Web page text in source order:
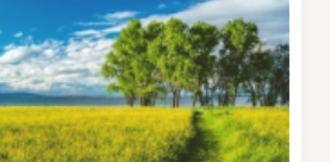
Wald zum Endpunkt der
geht.